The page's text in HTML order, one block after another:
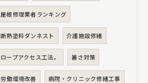
屋根修理業者ランキング
断熱塗料ダンネスト 介護施設修繕
ロープアクセス工法。 暑さ対策
労働環境改善 病院・クリニック修繕工事